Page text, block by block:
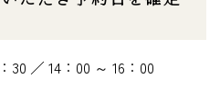
30 ／ 14：00 ～ 16：00